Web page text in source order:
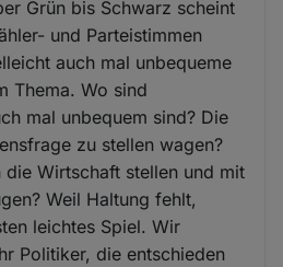
Grün bis Schwarz scheint
und Parteistimmen
auch mal unbequeme
Thema. Wo sind
mal unbequem sind? Die
zu stellen wagen?
die Wirtschaft stellen und mit
Weil Haltung fehlt,
leichtes Spiel. Wir
Politiker, die entschieden